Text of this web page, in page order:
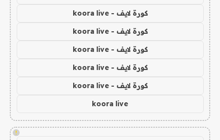
كورة لايف - koora live
كورة لايف - koora live
كورة لايف - koora live
كورة لايف - koora live
كورة لايف - koora live
koora live
!